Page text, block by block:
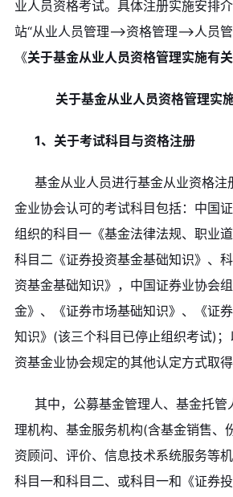
业人员资格考试。具体注册实施安排
站“从业人员管理—>资格管理—>人员
《关于基金从业人员资格管理实施有
关于基金从业人员资格管理实
1、关于考试科目与资格注册
基金从业人员进行基金从业资格注
金业协会认可的考试科目包括：中国
组织的科目一《基金法律法规、职业道
科目二《证券投资基金基础知识》、
资基金基础知识》，中国证券业协会
金》、《证券市场基础知识》、《证
知识》(该三个科目已停止组织考试)
资基金业协会规定的其他认定方式取得
其中，公募基金管理人、基金托管
理机构、基金服务机构(含基金销售、
资顾问、评价、信息技术系统服务等
科目一和科目二、或科目一和《证券